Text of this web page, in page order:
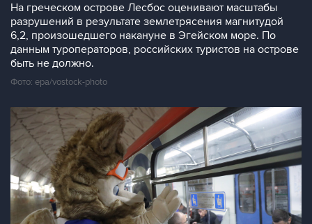
На греческом острове Лесбос оценивают масштабы
разрушений в результате землетрясения магнитудой
6,2, произошедшего накануне в Эгейском море. По
данным туроператоров, российских туристов на острове
быть не должно.
Фото: epa/vostock-photo